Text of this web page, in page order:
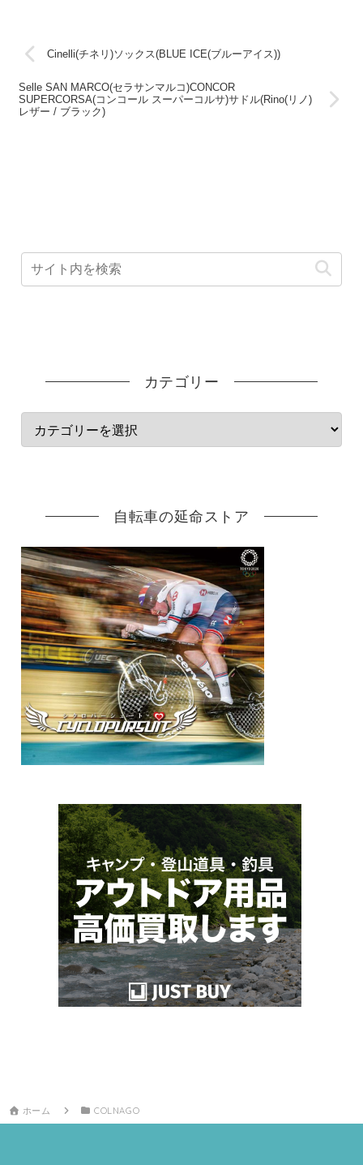
Cinelli(チネリ)ソックス(BLUE ICE(ブルーアイス))
Selle SAN MARCO(セラサンマルコ)CONCOR
SUPERCORSA(コンコール スーパーコルサ)サドル(Rino(リノ)
レザー / ブラック)
カテゴリー
自転車の延命ストア
ホーム COLNAGO